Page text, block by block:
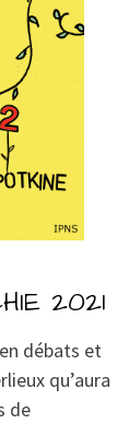
2021
débats et
qu’aura
de